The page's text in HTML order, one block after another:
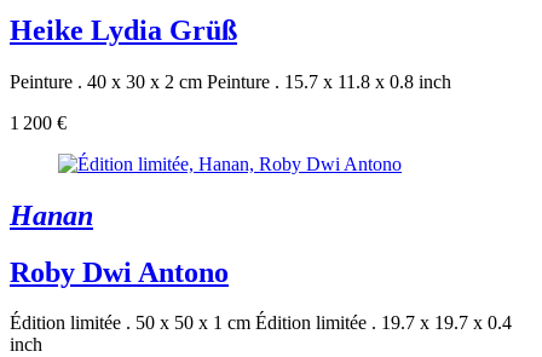
Heike Lydia Grüß
Peinture . 40 x 30 x 2 cm Peinture . 15.7 x 11.8 x 0.8 inch
1 200 €
Hanan
Roby Dwi Antono
Édition limitée . 50 x 50 x 1 cm Édition limitée . 19.7 x 19.7 x 0.4
inch